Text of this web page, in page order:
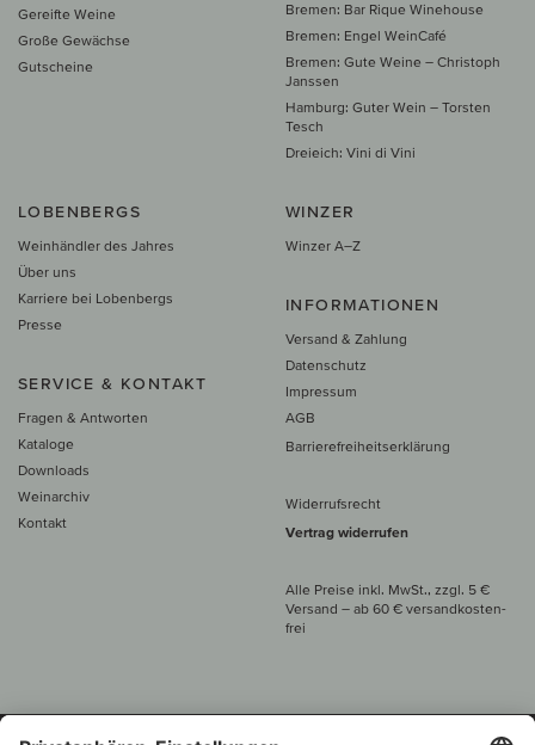
Gereifte Weine
Große Gewächse
Gutscheine
Bremen: Bar Rique Winehouse
Bremen: Engel WeinCafé
Bremen: Gute Weine – Christoph
Janssen
Hamburg: Guter Wein – Torsten
Tesch
Dreieich: Vini di Vini
LOBENBERGS
Weinhändler des Jahres
Über uns
Karriere bei Lobenbergs
Presse
SERVICE & KONTAKT
Fragen & Antworten
Kataloge
Downloads
Weinarchiv
Kontakt
WINZER
Winzer A–Z
INFORMATIONEN
Versand & Zahlung
Datenschutz
Impressum
AGB
Barrierefreiheitserklärung
Widerrufsrecht
Vertrag widerrufen
Alle Preise inkl. MwSt., zzgl. 5 €
Versand – ab 60 € versand­kosten­
frei